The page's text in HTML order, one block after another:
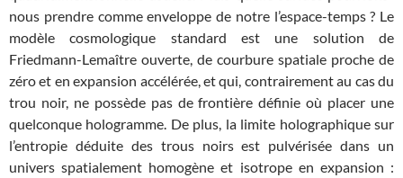
nous prendre comme enveloppe de notre l’espace-temps ? Le
modèle cosmologique standard est une solution de
Friedmann-Lemaître ouverte, de courbure spatiale proche de
zéro et en expansion accélérée, et qui, contrairement au cas du
trou noir, ne possède pas de frontière définie où placer une
quelconque hologramme. De plus, la limite holographique sur
l’entropie déduite des trous noirs est pulvérisée dans un
univers spatialement homogène et isotrope en expansion :